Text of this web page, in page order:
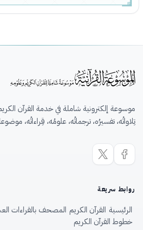
موسوعة إلكترونية شاملة في خدمة القرآن
تِلاواتُه، تفسيرُه، ترجماتُه، علومُه، قِراءاتُه،
روابط سريعة
الرئيسية القرآن الكريم المصحف بالقراءات
خطوط القرآن الكريم